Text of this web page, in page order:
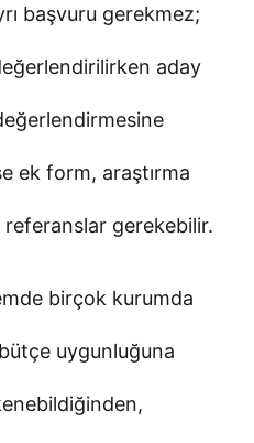
başvuru gerekmez;
aday
ek form, araştırma
gerekebilir.
birçok kurumda
uygunluğuna